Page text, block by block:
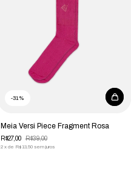
-31 %
Meia Versi Piece Fragment Rosa
R$27,00 R$39,00
2 x de R$13,50 sem juros